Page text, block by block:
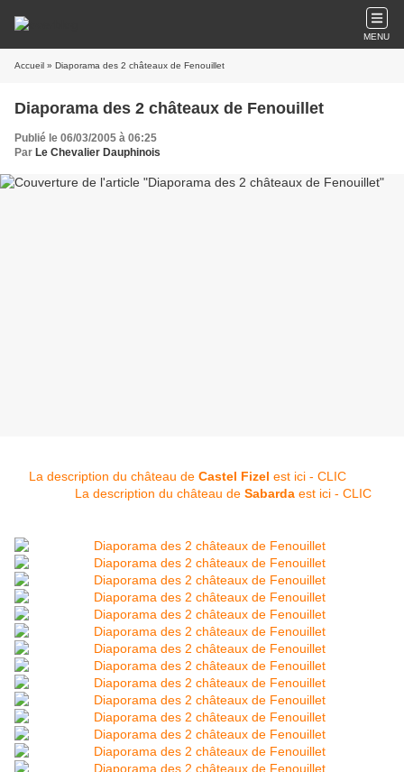
MENU
Accueil » Diaporama des 2 châteaux de Fenouillet
Diaporama des 2 châteaux de Fenouillet
Publié le 06/03/2005 à 06:25
Par Le Chevalier Dauphinois
La description du château de Castel Fizel est ici - CLIC
La description du château de Sabarda est ici - CLIC